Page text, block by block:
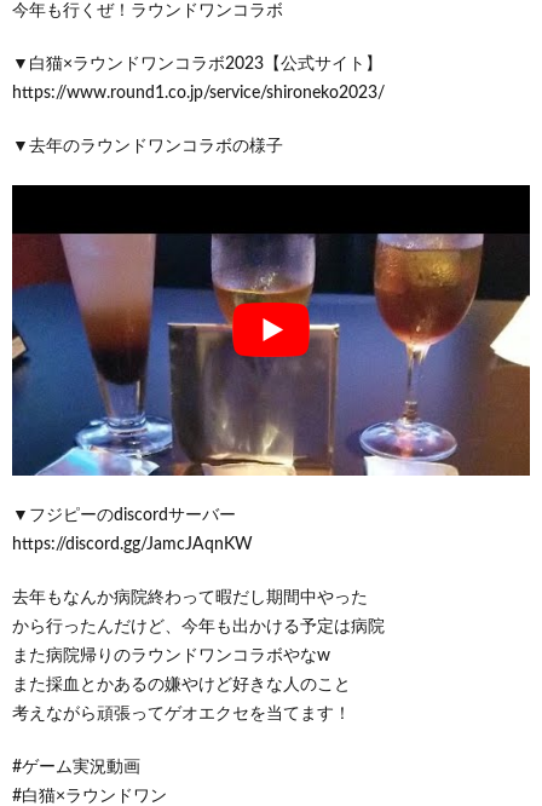
今年も行くぜ！ラウンドワンコラボ
▼白猫×ラウンドワンコラボ2023【公式サイト】
https://www.round1.co.jp/service/shironeko2023/
▼去年のラウンドワンコラボの様子
▼フジピーのdiscordサーバー
https://discord.gg/JamcJAqnKW
去年もなんか病院終わって暇だし期間中やった
から行ったんだけど、今年も出かける予定は病院
また病院帰りのラウンドワンコラボやなw
また採血とかあるの嫌やけど好きな人のこと
考えながら頑張ってゲオエクセを当てます！
#ゲーム実況動画
#白猫×ラウンドワン